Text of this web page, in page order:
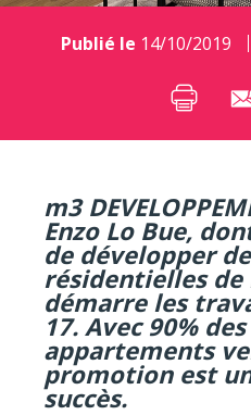
Publié le 14/10/2019
m3
Enzo Lo Bue,
de développer
résidentielles de
démarre les
17. Avec 90%
appartements
promotion est
succès.